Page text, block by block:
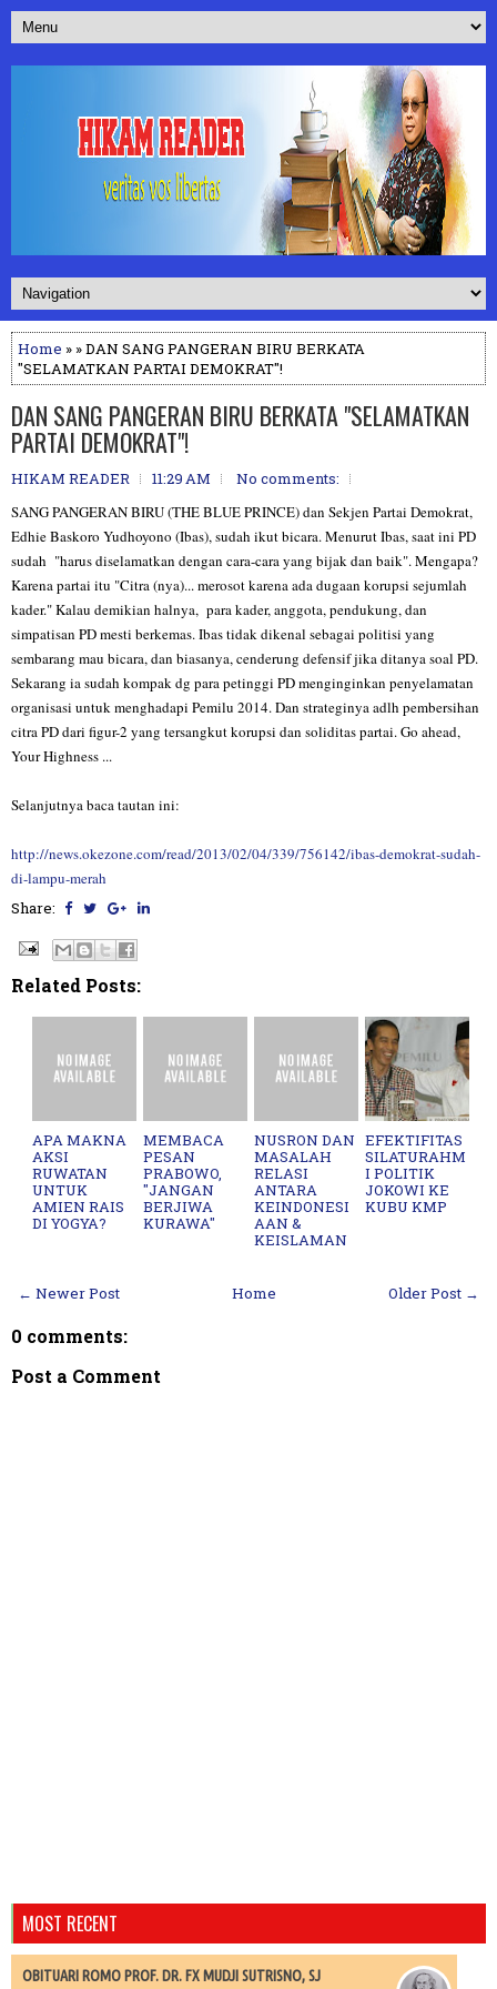
Home » » DAN SANG PANGERAN BIRU BERKATA
"SELAMATKAN PARTAI DEMOKRAT"!
DAN SANG PANGERAN BIRU BERKATA "SELAMATKAN
PARTAI DEMOKRAT"!
HIKAM READER 11:29 AM
No comments:
SANG PANGERAN BIRU (THE BLUE PRINCE) dan Sekjen Partai Demokrat,
Edhie Baskoro Yudhoyono (Ibas), sudah ikut bicara. Menurut Ibas, saat ini PD
sudah "harus diselamatkan dengan cara-cara yang bijak dan baik". Mengapa?
Karena partai itu "Citra (nya)... merosot karena ada dugaan korupsi sejumlah
kader." Kalau demikian halnya, para kader, anggota, pendukung, dan
simpatisan PD mesti berkemas. Ibas tidak dikenal sebagai politisi yang
sembarang mau bicara, dan biasanya, cenderung defensif jika ditanya soal PD.
Sekarang ia sudah kompak dg para petinggi PD menginginkan penyelamatan
organisasi untuk menghadapi Pemilu 2014. Dan strateginya adlh pembersihan
citra PD dari figur-2 yang tersangkut korupsi dan soliditas partai. Go ahead,
Your Highness ...
Selanjutnya baca tautan ini:
http://news.okezone.com/read/2013/02/04/339/756142/ibas-demokrat-sudah-
di-lampu-merah
Share:
Related Posts:
APA MAKNA
AKSI
RUWATAN
UNTUK
AMIEN RAIS
DI YOGYA?
MEMBACA
PESAN
PRABOWO,
"JANGAN
BERJIWA
KURAWA"
NUSRON DAN
MASALAH
RELASI
ANTARA
KEINDONESI
AAN &
KEISLAMAN
EFEKTIFITAS
SILATURAHM
I POLITIK
JOKOWI KE
KUBU KMP
← Newer Post Older Post →
Home
0 comments:
Post a Comment
MOST RECENT
OBITUARI ROMO PROF. DR. FX MUDJI SUTRISNO, SJ